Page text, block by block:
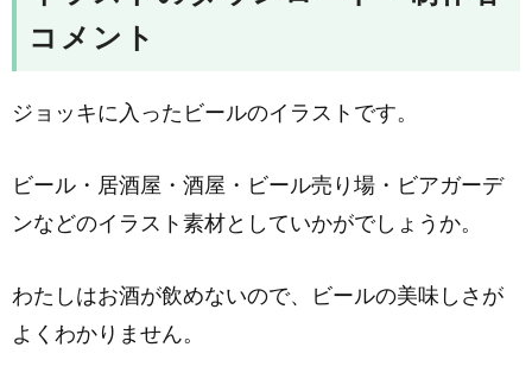
コメント
ジョッキに入ったビールのイラストです。
ビール・居酒屋・酒屋・ビール売り場・ビアガーデ
ンなどのイラスト素材としていかがでしょうか。
わたしはお酒が飲めないので、ビールの美味しさが
よくわかりません。